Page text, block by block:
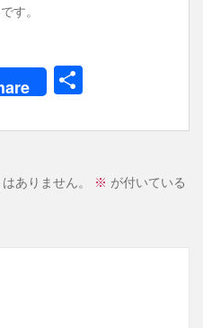
す。
ありません。
※ が付いている